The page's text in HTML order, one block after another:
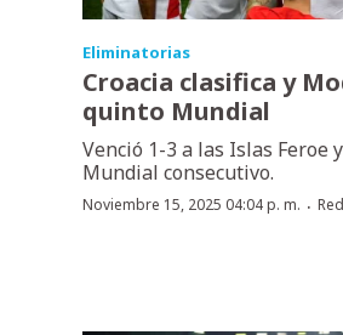
Eliminatorias
Croacia clasifica y
quinto Mundial
Venció 1-3 a las Islas Feroe
Mundial consecutivo.
Noviembre 15, 2025 04:04 p. m. ·